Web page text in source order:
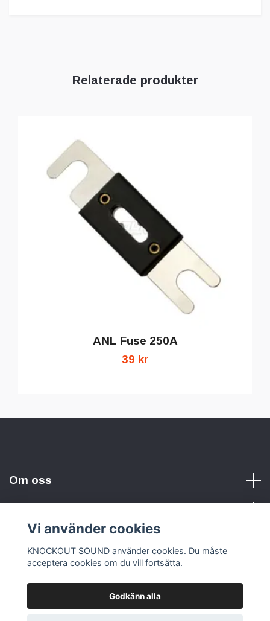
ANL Fuse 250A
39 kr
Om oss
Sociala medier
Vi använder cookies
KNOCKOUT SOUND använder cookies. Du måste
acceptera cookies om du vill fortsätta.
Godkänn alla